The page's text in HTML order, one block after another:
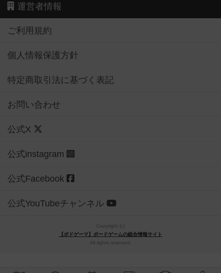
運営者情報
ご利用規約
個人情報保護方針
特定商取引法に基づく表記
お問い合わせ
公式X
公式instagram
公式Facebook
公式YouTubeチャンネル
Copyright (c)
【ボドゲーマ】ボードゲームの総合情報サイト
All rights reserved.